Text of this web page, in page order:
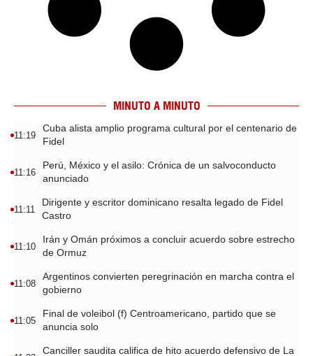
MINUTO A MINUTO
11:19
Cuba alista amplio programa cultural por el centenario de
Fidel
11:16
Perú, México y el asilo: Crónica de un salvoconducto
anunciado
11:11
Dirigente y escritor dominicano resalta legado de Fidel
Castro
11:10
Irán y Omán próximos a concluir acuerdo sobre estrecho
de Ormuz
11:08
Argentinos convierten peregrinación en marcha contra el
gobierno
11:05
Final de voleibol (f) Centroamericano, partido que se
anuncia solo
Canciller saudita califica de hito acuerdo defensivo de La